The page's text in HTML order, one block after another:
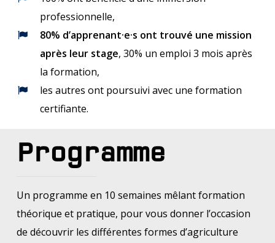
professionnelle,
80% d’apprenant·e·s ont trouvé une mission
après leur stage, 30% un emploi 3 mois après
la formation,
les autres ont poursuivi avec une formation
certifiante.
Programme
Un programme en 10 semaines mêlant formation
théorique et pratique, pour vous donner l’occasion
de découvrir les différentes formes d’agriculture